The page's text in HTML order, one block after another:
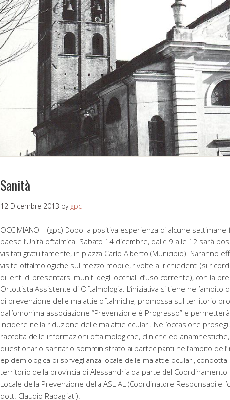
Sanità
12 Dicembre 2013 by gpc
OCCIMIANO – (gpc) Dopo la positiva esperienza di alcune
paese l’Unità oftalmica. Sabato 14 dicembre, dalle 9 alle 12 sarà
visitati gratuitamente, in piazza Carlo Alberto (Municipio). Saranno
visite oftalmologiche sul mezzo mobile, rivolte ai richiedenti (si
di lenti di presentarsi muniti degli occhiali d’uso corrente), con la
Ortottista Assistente di Oftalmologia. L’iniziativa si tiene nell’ambito
di prevenzione delle malattie oftalmiche, promossa sul territorio
dall’omonima associazione “Prevenzione è Progresso” e
incidere nella riduzione delle malattie oculari. Nell’occasione
raccolta delle informazioni oftalmologiche, cliniche ed
questionario sanitario somministrato ai partecipanti nell’ambito
epidemiologica di sorveglianza locale delle malattie oculari,
territorio della provincia di Alessandria da parte del Coordinamento
Locale della Prevenzione della ASL AL (Coordinatore Responsabile
dott. Claudio Rabagliati).